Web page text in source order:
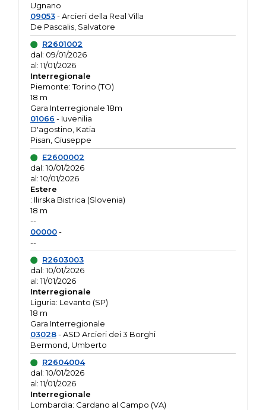
Ugnano
09053- Arcieri della Real Villa
De Pascalis, Salvatore
R2601002
dal: 09/01/2026
al: 11/01/2026
Interregionale
Piemonte: Torino (TO)
18 m
Gara Interregionale 18m
01066 - Iuvenilia
D'agostino, Katia
Pisan, Giuseppe
E2600002
dal: 10/01/2026
al: 10/01/2026
Estere
: Ilirska Bistrica (Slovenia)
18 m
--
00000-
--
R2603003
dal: 10/01/2026
al: 11/01/2026
Interregionale
Liguria: Levanto (SP)
18 m
Gara Interregionale
03028- ASD Arcieri dei 3 Borghi
Bermond, Umberto
R2604004
dal: 10/01/2026
al: 11/01/2026
Interregionale
Lombardia: Cardano al Campo (VA)